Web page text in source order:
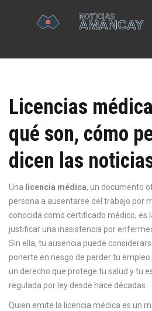
Licencias
qué son, cómo
dicen las
Una licencia médica, un documento
persona a ausentarse del trabajo por
conocida como certificado médico, es
justificar una inasistencia por
Sin ella, tu ausencia puede
ponerte en riesgo de perder tu empleo.
un derecho que protege tu salud y tu
regulada por ley desde hace décadas.
Quien emite la licencia médica es un